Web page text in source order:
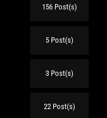
156 Post(s)
5 Post(s)
3 Post(s)
22 Post(s)